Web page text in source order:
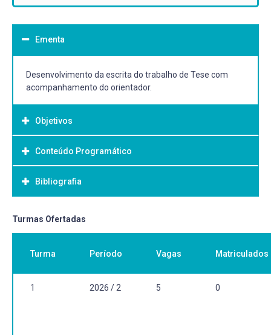
Ementa
Desenvolvimento da escrita do trabalho de Tese com
acompanhamento do orientador.
Objetivos
Objetivo Geral:
Desenvolver a escrita da Tese.
Conteúdo Programático
Bibliografia
Bibliografia Básica:
.
Turmas Ofertadas
Turma Período Vagas Matriculados
1 2026 / 2 5 0